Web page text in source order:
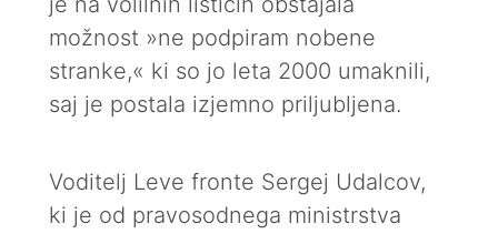
možnost »ne podpiram nobene
stranke,« ki so jo leta 2000 umaknili,
saj je postala izjemno priljubljena.
Voditelj Leve fronte Sergej Udalcov,
ki je od pravosodnega ministrstva